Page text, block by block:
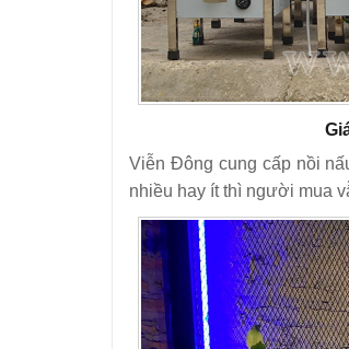
Viễn Đông cung cấp nồi
nhiều hay ít thì người mua